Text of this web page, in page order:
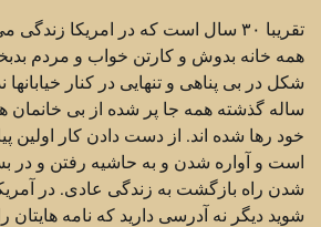
تقریبا ۳۰ سال است که در امریکا
همه خانه بدوش و کارتن خواب و مردم
شکل در بی پناهی و تنهایی در کنار
ساله گذشته همه جا پر شده از بی خانمان
خود رها شده اند. از دست دادن کار اولین
است و آواره شدن و به حاشیه رفتن و در
شدن راه بازگشت به زندگی عادی. در
شوید دیگر نه آدرسی دارید که نامه هایتان